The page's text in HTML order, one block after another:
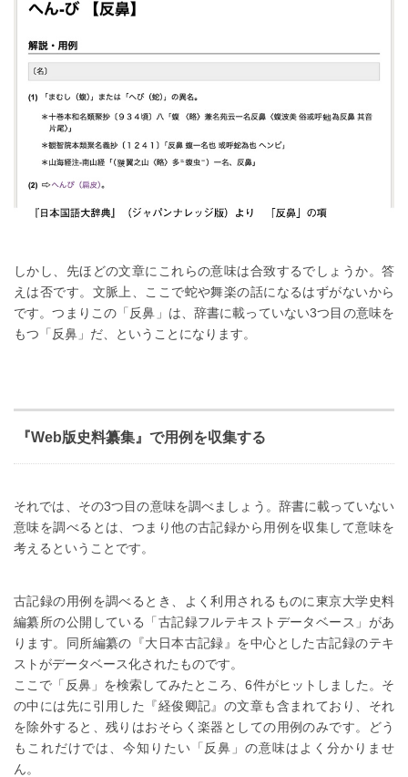
しかし、先ほどの文章にこれらの意味は合致するでしょうか。答
えは否です。文脈上、ここで蛇や舞楽の話になるはずがないから
です。つまりこの「反鼻」は、辞書に載っていない3つ目の意味を
もつ「反鼻」だ、ということになります。
『Web版史料纂集』で用例を収集する
それでは、その3つ目の意味を調べましょう。辞書に載っていない
意味を調べるとは、つまり他の古記録から用例を収集して意味を
考えるということです。
古記録の用例を調べるとき、よく利用されるものに東京大学史料
編纂所の公開している「古記録フルテキストデータベース」があ
ります。同所編纂の『大日本古記録』を中心とした古記録のテキ
ストがデータベース化されたものです。
ここで「反鼻」を検索してみたところ、6件がヒットしました。そ
の中には先に引用した『経俊卿記』の文章も含まれており、それ
を除外すると、残りはおそらく楽器としての用例のみです。どう
もこれだけでは、今知りたい「反鼻」の意味はよく分かりませ
ん。